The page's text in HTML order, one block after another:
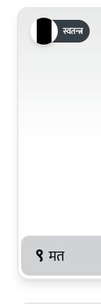
स्वतन्त्र
९ मत